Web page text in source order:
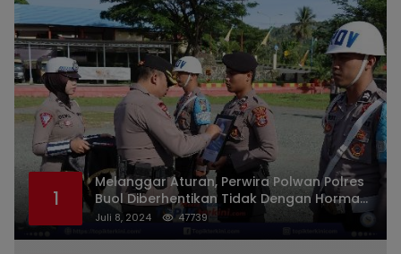
1
Melanggar Aturan, Perwira Polwan Polres
Buol Diberhentikan Tidak Dengan Hormat
Dari Dinas Kepolisian
Juli 8, 2024 47739